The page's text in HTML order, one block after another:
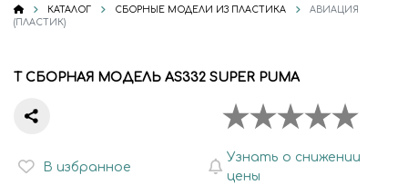
КАТАЛОГ СБОРНЫЕ МОДЕЛИ ИЗ ПЛАСТИКА
АВИАЦИЯ
(ПЛАСТИК)
Т СБОРНАЯ МОДЕЛЬ AS332 SUPER PUMA
В избранное
Узнать о снижении
цены